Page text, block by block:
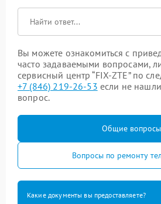
Вы можете ознакомиться с
часто задаваемыми вопросами,
сервисный центр “FIX-ZTE” по
+7 (846) 219-26-53 если не
вопрос.
Общие вопросы
Вопросы по ремонту
Какие документы вы предоставляете?